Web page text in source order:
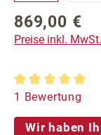
Regulärer Preis:
869,00 €
Preise inkl.
1 Bewertung
Wir haben